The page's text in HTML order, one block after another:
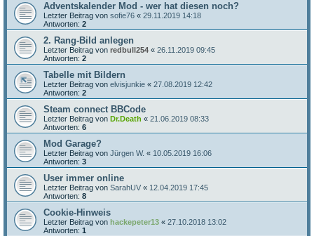
Adventskalender Mod - wer hat diesen noch?
Letzter Beitrag von sofie76 « 29.11.2019 14:18
Antworten: 2
2. Rang-Bild anlegen
Letzter Beitrag von redbull254 « 26.11.2019 09:45
Antworten: 2
Tabelle mit Bildern
Letzter Beitrag von elvisjunkie « 27.08.2019 12:42
Antworten: 2
Steam connect BBCode
Letzter Beitrag von Dr.Death « 21.06.2019 08:33
Antworten: 6
Mod Garage?
Letzter Beitrag von Jürgen W. « 10.05.2019 16:06
Antworten: 3
User immer online
Letzter Beitrag von SarahUV « 12.04.2019 17:45
Antworten: 8
Cookie-Hinweis
Letzter Beitrag von hackepeter13 « 27.10.2018 13:02
Antworten: 1